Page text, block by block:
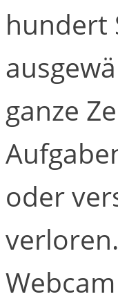
hundert
ganze
oder